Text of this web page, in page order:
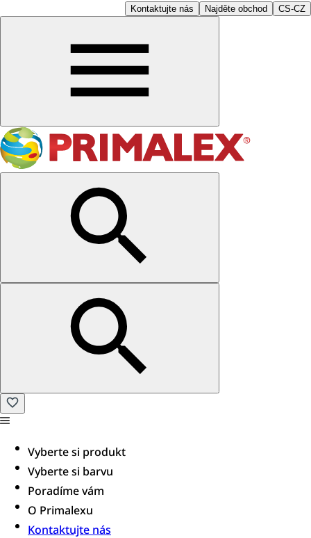
Kontaktujte nás Najděte obchod CS-CZ
Vyberte si produkt
Vyberte si barvu
Poradíme vám​
O Primalexu
Kontaktujte nás